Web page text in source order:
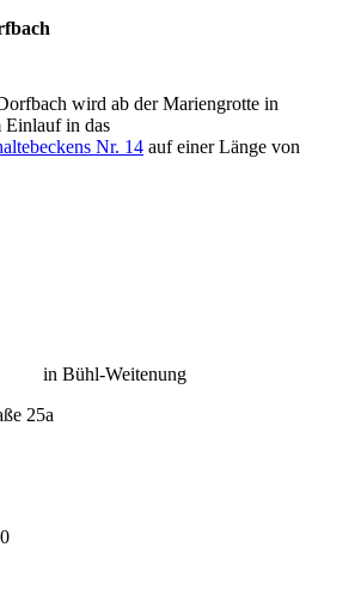
wird ab der Mariengrotte in
Einlauf in das
Nr. 14 auf einer Länge von
in Bühl-Weitenung
25a